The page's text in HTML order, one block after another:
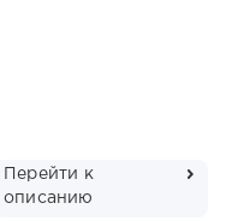
Перейти к
описанию